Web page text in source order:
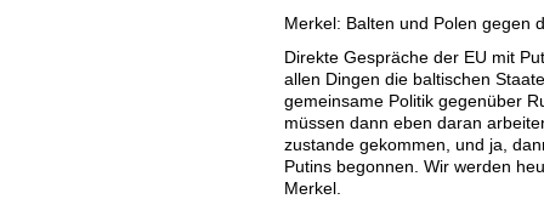
Merkel: Balten und Polen gegen
Direkte Gespräche der EU mit
allen Dingen die baltischen
gemeinsame Politik gegenüber
müssen dann eben daran
zustande gekommen, und ja,
Putins begonnen. Wir werden
Merkel.